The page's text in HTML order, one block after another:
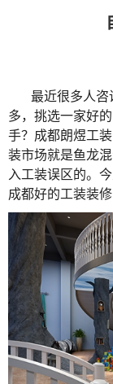
最近很多人咨
多，挑选一家好
手？成都朗煜工
装市场就是鱼龙
入工装误区的。
成都好的工装装